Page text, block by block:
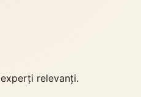
relevanți.